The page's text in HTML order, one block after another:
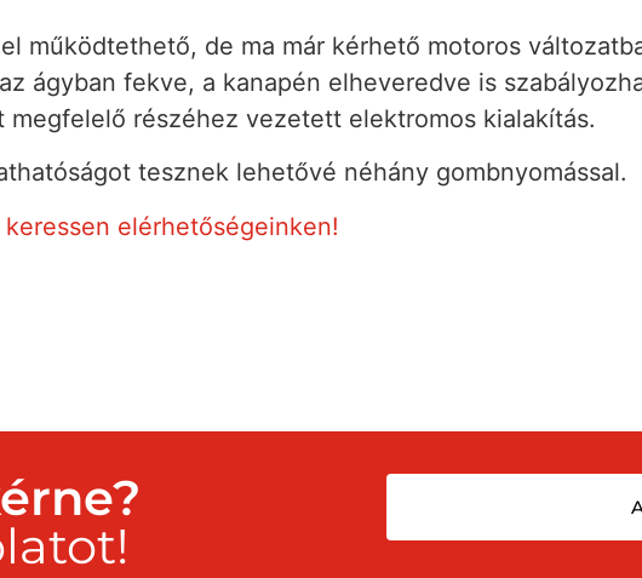
működtethető, de ma már kérhető motoros
ágyban fekve, a kanapén elheveredve is
részéhez vezetett elektromos kialakítás.
tesznek lehetővé néhány gombnyomással.
keressen elérhetőségeinken!